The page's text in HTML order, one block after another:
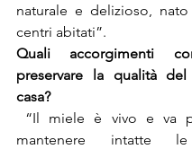
naturale e delizioso,
centri abitati”.
Quali accorgimenti
preservare la qualità
casa?
“Il miele è vivo e va
mantenere intatte